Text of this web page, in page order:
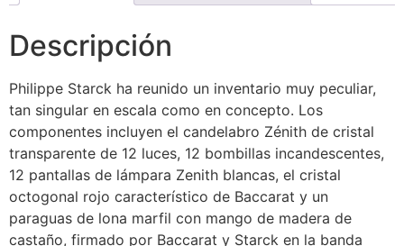
Descripción
Philippe Starck ha reunido un inventario muy peculiar,
tan singular en escala como en concepto. Los
componentes incluyen el candelabro Zénith de cristal
transparente de 12 luces, 12 bombillas incandescentes,
12 pantallas de lámpara Zenith blancas, el cristal
octogonal rojo característico de Baccarat y un
paraguas de lona marfil con mango de madera de
castaño, firmado por Baccarat y Starck en la banda